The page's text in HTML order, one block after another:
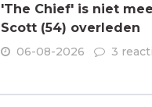
'The Chief' is niet
Scott (54) overleden
06-08-2026 3